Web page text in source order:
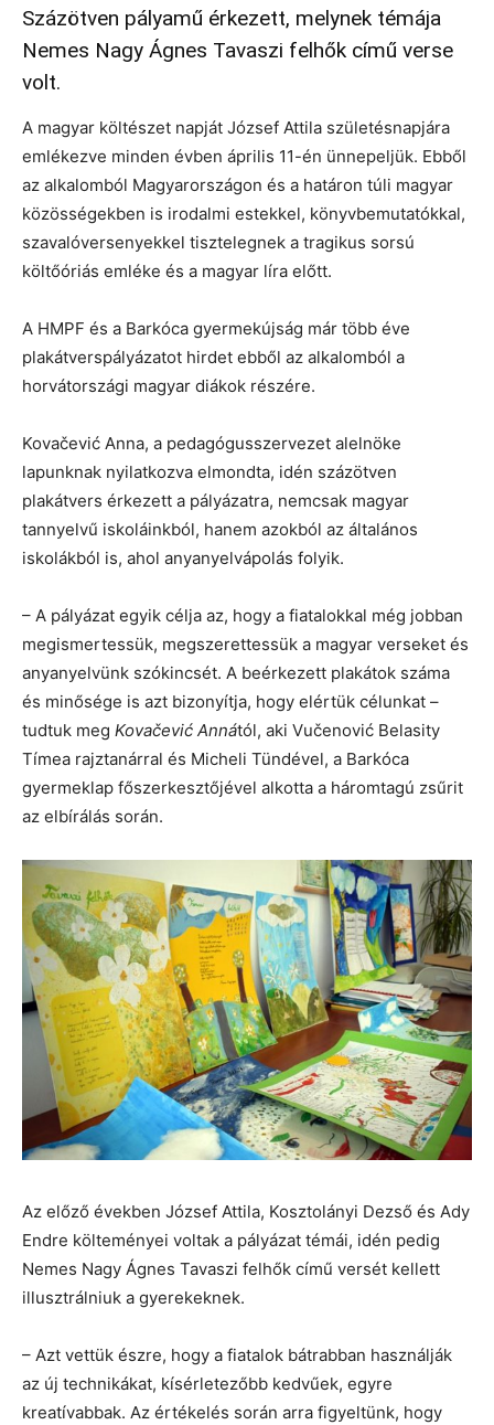
Százötven pályamű érkezett, melynek témája
Nemes Nagy Ágnes Tavaszi felhők című verse
volt.
A magyar költészet napját József Attila születésnapjára
emlékezve minden évben április 11-én ünnepeljük. Ebből
az alkalomból Magyarországon és a határon túli magyar
közösségekben is irodalmi estekkel, könyvbemutatókkal,
szavalóversenyekkel tisztelegnek a tragikus sorsú
költőóriás emléke és a magyar líra előtt.
A HMPF és a Barkóca gyermekújság már több éve
plakátverspályázatot hirdet ebből az alkalomból a
horvátországi magyar diákok részére.
Kovačević Anna, a pedagógusszervezet alelnöke
lapunknak nyilatkozva elmondta, idén százötven
plakátvers érkezett a pályázatra, nemcsak magyar
tannyelvű iskoláinkból, hanem azokból az általános
iskolákból is, ahol anyanyelvápolás folyik.
– A pályázat egyik célja az, hogy a fiatalokkal még jobban
megismertessük, megszerettessük a magyar verseket és
anyanyelvünk szókincsét. A beérkezett plakátok száma
és minősége is azt bizonyítja, hogy elértük célunkat –
tudtuk meg Kovačević Annától, aki Vučenović Belasity
Tímea rajztanárral és Micheli Tündével, a Barkóca
gyermeklap főszerkesztőjével alkotta a háromtagú zsűrit
az elbírálás során.
Az előző években József Attila, Kosztolányi Dezső és Ady
Endre költeményei voltak a pályázat témái, idén pedig
Nemes Nagy Ágnes Tavaszi felhők című versét kellett
illusztrálniuk a gyerekeknek.
– Azt vettük észre, hogy a fiatalok bátrabban használják
az új technikákat, kísérletezőbb kedvűek, egyre
kreatívabbak. Az értékelés során arra figyeltünk, hogy